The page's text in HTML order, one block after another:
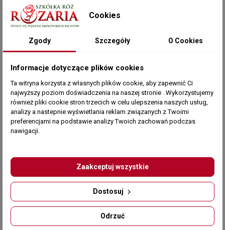
Cookies
Zgody Szczegóły O Cookies
Informacje dotyczące plików cookies
Ta witryna korzysta z własnych plików cookie, aby zapewnić Ci
najwyższy poziom doświadczenia na naszej stronie . Wykorzystujemy
również pliki cookie stron trzecich w celu ulepszenia naszych usług,
analizy a nastepnie wyświetlania reklam związanych z Twoimi
preferencjami na podstawie analizy Twoich zachowań podczas
nawigacji.
Odrzuć
Dostosuj
Zaakceptuj wszystkie